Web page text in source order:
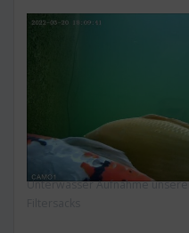
Unterwasser Aufnahme